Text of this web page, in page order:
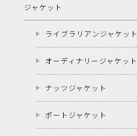
ジャケット
ライブラリアンジャケット
オーディナリージャケット
ナッツジャケット
ポートジャケット